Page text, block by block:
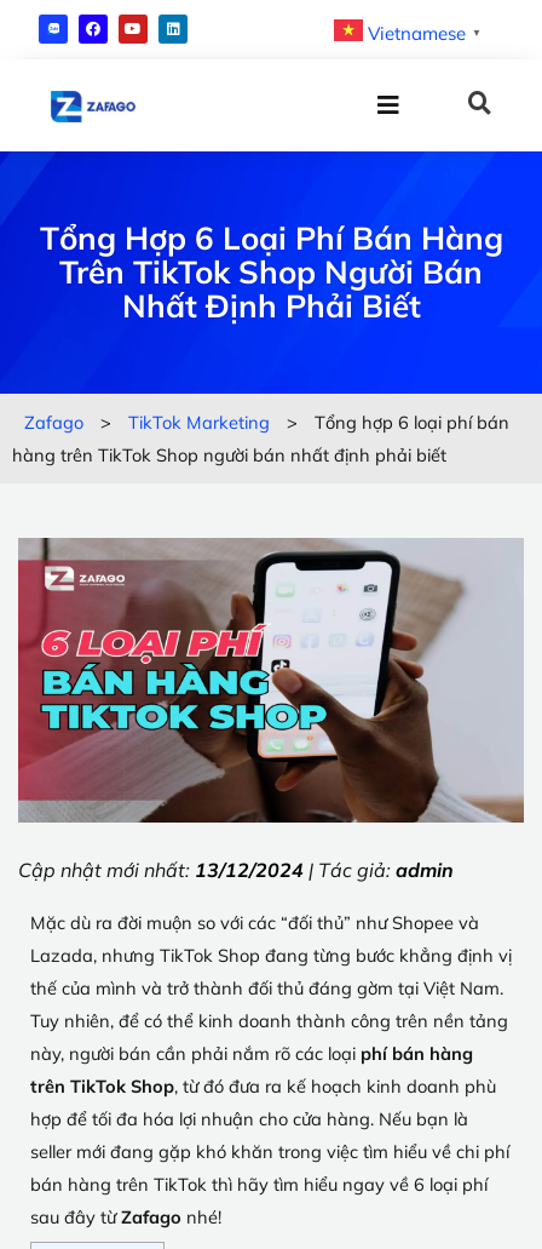
Vietnamese ▼
Tổng Hợp 6 Loại Phí Bán Hàng
Trên TikTok Shop Người Bán
Nhất Định Phải Biết
Zafago > TikTok Marketing >
Tổng hợp 6 loại phí bán
hàng trên TikTok Shop người bán nhất định phải biết
Cập nhật mới nhất: 13/12/2024 | Tác giả: admin
Mặc dù ra đời muộn so với các “đối thủ” như Shopee và
Lazada, nhưng TikTok Shop đang từng bước khẳng định vị
thế của mình và trở thành đối thủ đáng gờm tại Việt Nam.
Tuy nhiên, để có thể kinh doanh thành công trên nền tảng
này, người bán cần phải nắm rõ các loại phí bán hàng
trên TikTok Shop, từ đó đưa ra kế hoạch kinh doanh phù
hợp để tối đa hóa lợi nhuận cho cửa hàng. Nếu bạn là
seller mới đang gặp khó khăn trong việc tìm hiểu về chi phí
bán hàng trên TikTok thì hãy tìm hiểu ngay về 6 loại phí
sau đây từZafago nhé!